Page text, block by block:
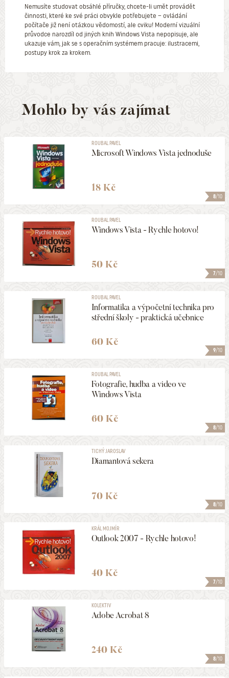
Nemusíte studovat obsáhlé příručky, chcete-li umět provádět
činnosti, které ke své práci obvykle potřebujete – ovládání
počítače již není otázkou vědomostí, ale cviku! Moderní vizuální
průvodce narozdíl od jiných knih Windows Vista nepopisuje, ale
ukazuje vám, jak se s operačním systémem pracuje: ilustracemi,
postupy krok za krokem.
Mohlo by vás zajímat
8/10
ROUBAL PAVEL
Microsoft Windows Vista jednoduše
18 Kč
7/10
ROUBAL PAVEL
Windows Vista - Rychle hotovo!
50 Kč
9/10
ROUBAL PAVEL
Informatika a výpočetní technika pro
střední školy - praktická učebnice
60 Kč
8/10
ROUBAL PAVEL
Fotografie, hudba a video ve
Windows Vista
60 Kč
8/10
TICHÝ JAROSLAV
Diamantová sekera
70 Kč
7/10
KRÁL MOJMÍR
Outlook 2007 - Rychle hotovo!
40 Kč
8/10
KOLEKTIV
Adobe Acrobat 8
240 Kč